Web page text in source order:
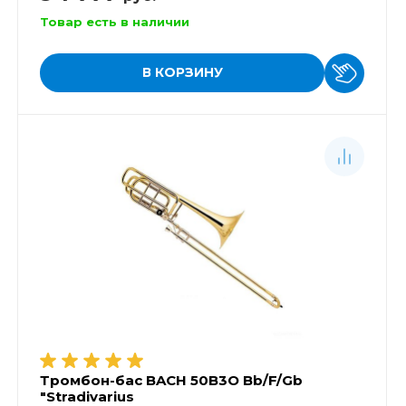
Товар есть в наличии
В КОРЗИНУ
Тромбон-бас BACH 50B3O Bb/F/Gb
"Stradivarius